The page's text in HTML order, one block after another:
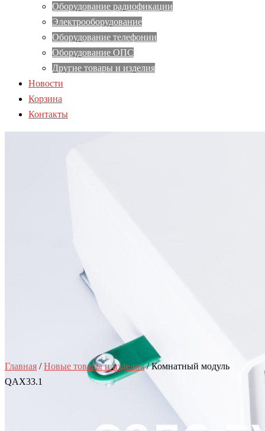
Оборудование радиофикации
Электрооборудование
Оборудование телефонии
Оборудование ОПС
Другие товары и изделия
Новости
Корзина
Контакты
Главная /Новые товары и изделия/ Комнатный модуль
QAX33.1